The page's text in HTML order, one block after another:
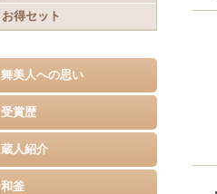
お得セット
舞美人への思い
受賞歴
蔵人紹介
和釜